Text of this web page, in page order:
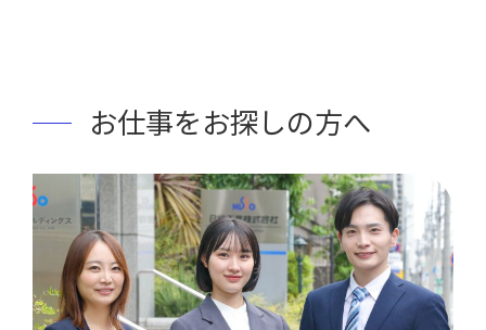
お仕事をお探しの方へ